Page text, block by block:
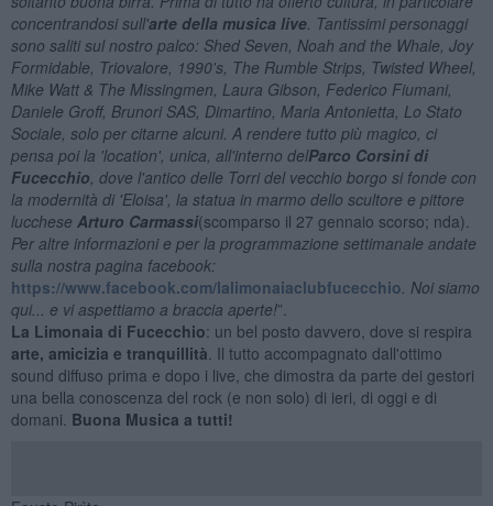
concentrandosi sull'arte della musica live. Tantissimi personaggi
sono saliti sul nostro palco: Shed Seven, Noah and the Whale, Joy
Formidable, Triovalore, 1990's, The Rumble Strips, Twisted Wheel,
Mike Watt & The Missingmen, Laura Gibson, Federico Fiumani,
Daniele Groff, Brunori SAS, Dimartino, Maria Antonietta, Lo Stato
Sociale, solo per citarne alcuni. A rendere tutto più magico, ci
pensa poi la 'location', unica, all'interno delParco Corsini di
Fucecchio , dove l'antico delle Torri del vecchio borgo si fonde con
la modernità di 'Eloisa', la statua in marmo dello scultore e pittore
lucchese Arturo Carmassi(scomparso il 27 gennaio scorso; nda).
Per altre informazioni e per la programmazione settimanale andate
sulla nostra pagina facebook:
https://www.facebook.com/lalimonaiaclubfucecchio . Noi siamo
qui... e vi aspettiamo a braccia aperte!”.
La Limonaia di Fucecchio: un bel posto davvero, dove si respira
arte, amicizia e tranquillità . Il tutto accompagnato dall'ottimo
sound diffuso prima e dopo i live, che dimostra da parte dei gestori
una bella conoscenza del rock (e non solo) di ieri, di oggi e di
domani. Buona Musica a tutti!